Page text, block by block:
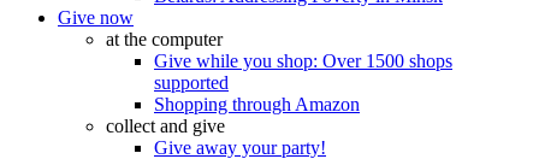
Give now
at the computer
Give while you shop: Over 1500 shops
supported
Shopping through Amazon
collect and give
Give away your party!